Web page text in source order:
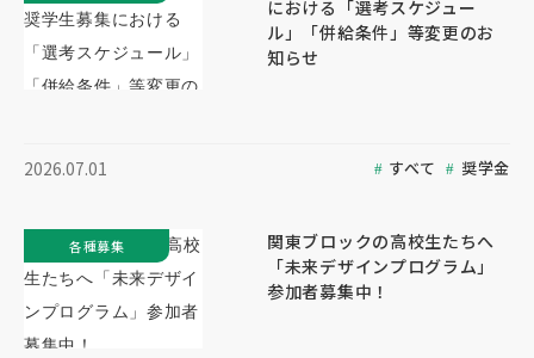
における「選考スケジュー
ル」「併給条件」等変更のお
知らせ
2026.07.01 すべて 奨学金
関東ブロックの高校生たちへ
「未来デザインプログラム」
参加者募集中！
各種募集